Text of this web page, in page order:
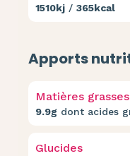
1510kj / 365kcal
Apports
Matières grasses
9.9g dont acides
Glucides